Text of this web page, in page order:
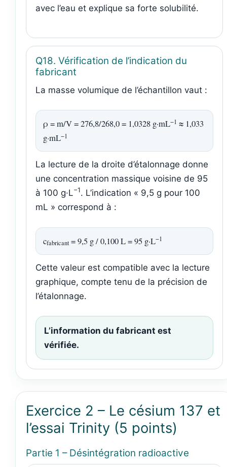
avec l’eau et explique sa forte solubilité.
Q18. Vérification de l’indication du
fabricant
La masse volumique de l’échantillon vaut :
ρ = m/V = 276,8/268,0 = 1,0328 g·mL−1 ≈ 1,033
g·mL−1
La lecture de la droite d’étalonnage donne
une concentration massique voisine de 95
à 100 g·L−1. L’indication « 9,5 g pour 100
mL » correspond à :
cfabricant = 9,5 g / 0,100 L = 95 g·L−1
Cette valeur est compatible avec la lecture
graphique, compte tenu de la précision de
l’étalonnage.
L’information du fabricant est
vérifiée.
Exercice 2 – Le césium 137 et
l’essai Trinity (5 points)
Partie 1 – Désintégration radioactive